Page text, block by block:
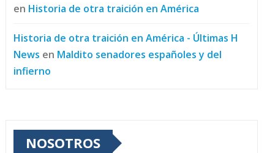
en Historia de otra traición en América
Historia de otra traición en América - Últimas H
News en Maldito senadores españoles y del
infierno
NOSOTROS